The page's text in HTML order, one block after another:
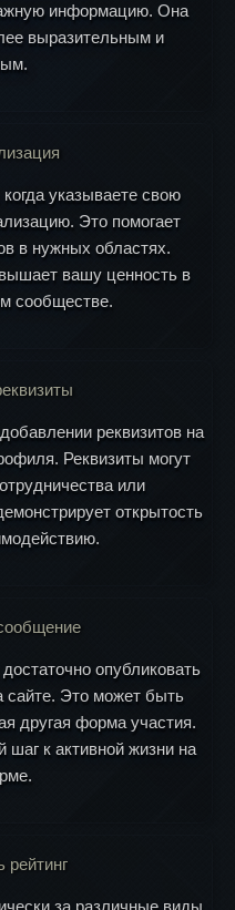
информацию. Она
выразительным и
указываете свою
Это помогает
в нужных областях.
вашу ценность в
сообществе.
реквизитов на
Реквизиты могут
или
открытость
опубликовать
сайте. Это может быть
другая форма участия.
к активной жизни на
рейтинг
за различные виды